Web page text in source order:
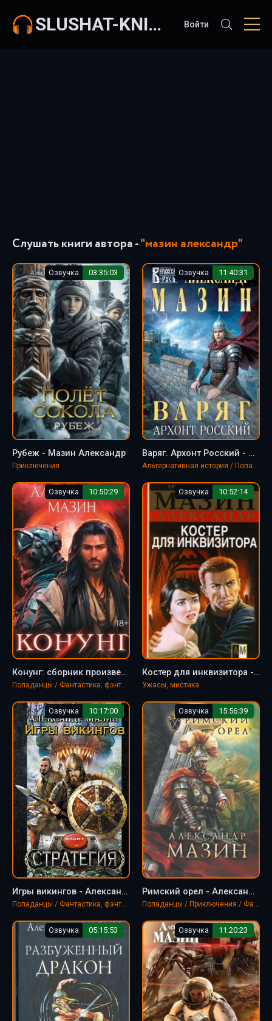
SLUSHAT-KNIGI.COM Войти
Слушать книги автора -"мазин александр"
Озвучка 03:35:03
Рубеж - Мазин Александр
Приключения
Озвучка 11:40:31
Варяг. Архонт Росский - Александр Мазин
Альтернативная история / Попаданцы
Озвучка 10:50:29
Конунг: сборник произведений - Александр Мазин
Попаданцы / Фантастика, фэнтези
Озвучка 10:52:14
Костер для инквизитора - Александр Мазин
Ужасы, мистика
Озвучка 10:17:00
Игры викингов - Александр Мазин
Попаданцы / Фантастика, фэнтези / LitRPG
Озвучка 15:56:39
Римский орел - Александр Мазин
Попаданцы / Приключения / Фантастика, фэнтези
Озвучка 05:15:53 Озвучка 11:20:23